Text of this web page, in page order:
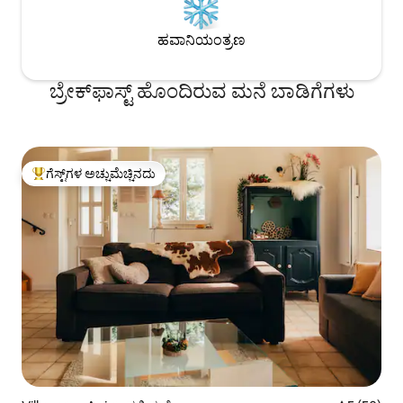
ಹವಾನಿಯಂತ್ರಣ
ಬ್ರೇಕ್‍‍ಫಾಸ್ಟ್ ಹೊಂದಿರುವ ಮನೆ ಬಾಡಿಗೆಗಳು
ಗೆಸ್ಟ್‌ಗಳಿಗೆ ಅತಿ ಹೆಚ್ಚು ಅಚ್ಚುಮೆಚ್ಚಿನದು
ಗೆಸ್ಟ್‌ಗಳ ಅಚ್ಚುಮೆಚ್ಚಿನದು